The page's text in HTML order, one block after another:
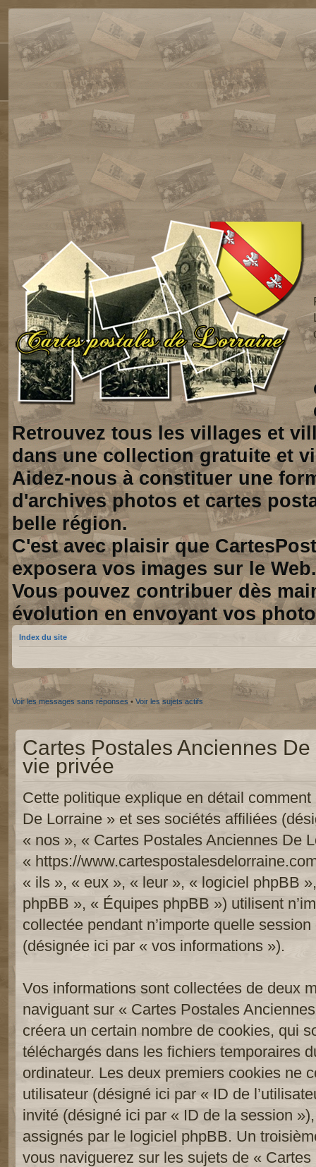
Retrouvez tous les villages et
dans une collection gratuite et
Aidez-nous à constituer une
d'archives photos et cartes
belle région.
C'est avec plaisir que
exposera vos images sur le Web.
Vous pouvez contribuer dès
évolution en envoyant vos
Index du site
Voir les messages sans réponses • Voir les sujets actifs
Cartes Postales Anciennes
vie privée
Cette politique explique en détail
De Lorraine » et ses sociétés affiliées
« nos », « Cartes Postales Anciennes De
« https://
« ils », « eux », « leur », « logiciel phpBB
phpBB », « Équipes phpBB ») utilisent
collectée pendant n’importe quelle
(désignée ici par « vos informations »).
Vos informations sont collectées de deux
naviguant sur « Cartes Postales
créera un certain nombre de cookies, qui
téléchargés dans les fichiers temporaires
ordinateur. Les deux premiers cookies ne
utilisateur (désigné ici par « ID de
invité (désigné ici par « ID de la session
assignés par le logiciel phpBB. Un
vous naviguerez sur les sujets de «